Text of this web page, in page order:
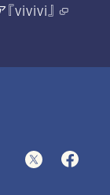
『vivivi』